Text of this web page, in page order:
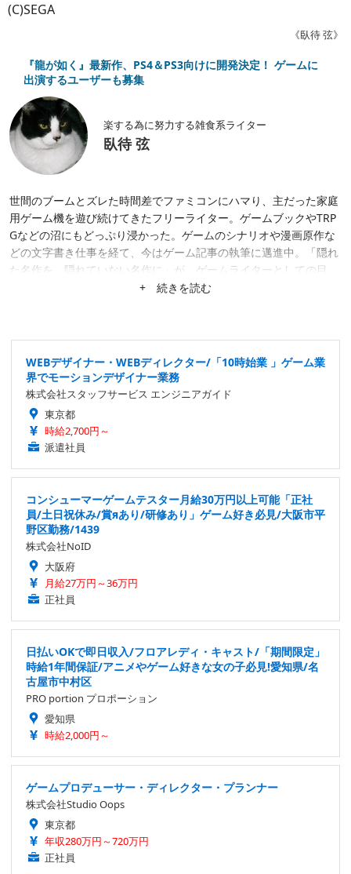
(C)SEGA
《臥待 弦》
『龍が如く』最新作、PS4＆PS3向けに開発決定！ ゲームに
出演するユーザーも募集
楽する為に努力する雑食系ライター
臥待 弦
世間のブームとズレた時間差でファミコンにハマり、主だった家庭
用ゲーム機を遊び続けてきたフリーライター。ゲームブックやTRP
Gなどの沼にもどっぷり浸かった。ゲームのシナリオや漫画原作な
どの文字書き仕事を経て、今はゲーム記事の執筆に邁進中。「隠れ
た名作を、隠れていない名作に」が、ゲームライターとしての目
標。隙あらば、あまり知られていない作品にスポットを当てたが
+ 続きを読む
WEBデザイナー・WEBディレクター/「10時始業 」ゲーム業
界でモーションデザイナー業務
株式会社スタッフサービス エンジニアガイド
東京都
時給2,700円～
派遣社員
コンシューマーゲームテスター月給30万円以上可能「正社
員/土日祝休み/賞яあり/研修あり」ゲーム好き必見/大阪市平
野区勤務/1439
株式会社NoID
大阪府
月給27万円～36万円
正社員
日払いOKで即日収入/フロアレディ・キャスト/「期間限定」
時給1年間保証/アニメやゲーム好きな女の子必見!愛知県/名
古屋市中村区
PRO portion プロポーション
愛知県
時給2,000円～
ゲームプロデューサー・ディレクター・プランナー
株式会社Studio Oops
東京都
年収280万円～720万円
正社員